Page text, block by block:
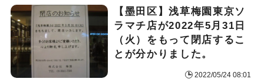
【墨田区】浅草梅園東京ソ
ラマチ店が2022年5月31日
（火）をもって閉店するこ
とが分かりました。
2022/05/24 08:01